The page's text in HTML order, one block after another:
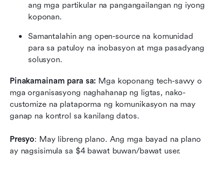
ang mga partikular na pangangailangan ng iyong
koponan.
Samantalahin ang open-source na komunidad
para sa patuloy na inobasyon at mga pasadyang
solusyon.
Pinakamainam para sa: Mga koponang tech-savvy o
mga organisasyong naghahanap ng ligtas, nako-
customize na plataporma ng komunikasyon na may
ganap na kontrol sa kanilang datos.
Presyo: May libreng plano. Ang mga bayad na plano
ay nagsisimula sa $4 bawat buwan/bawat user.